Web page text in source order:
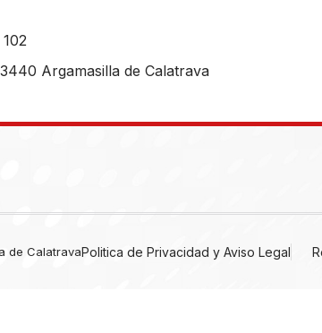
Argamasilla de Calatrava
de CalatravaPolitica de Privacidad y Aviso Legal